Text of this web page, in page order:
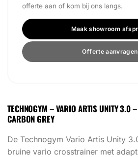
offerte aan of kom bij ons langs.
Maak showroom
Offerte aanvragen
TECHNOGYM – VARIO ARTIS UNITY 3.0
CARBON GREY
De Technogym Vario Artis Unity
bruine vario crosstrainer met